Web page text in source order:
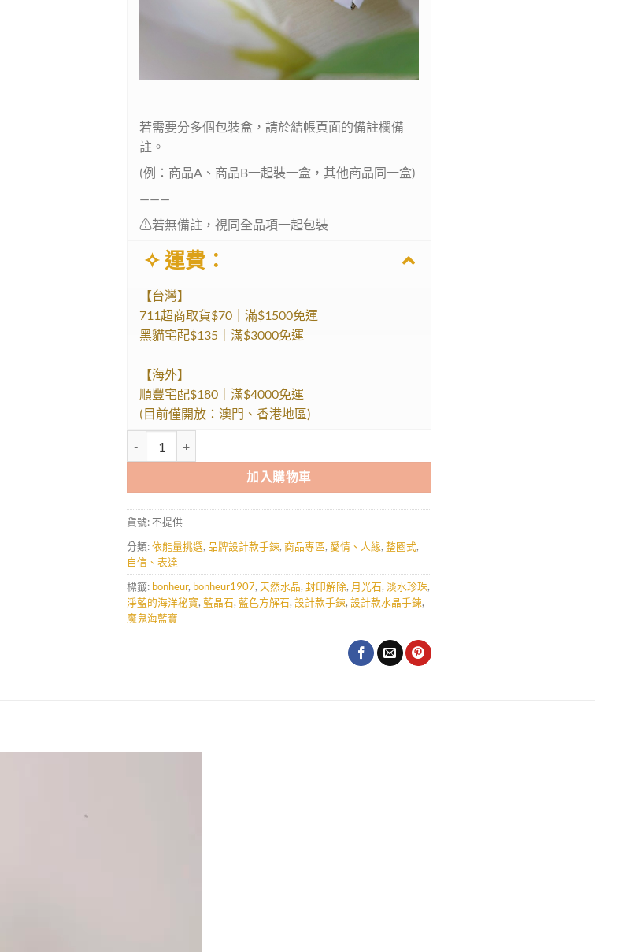
若需要分多個包裝盒，請於結帳頁面的備註欄備
註。
(例：商品A、商品B一起裝一盒，其他商品同一盒)
———
⚠︎︎若無備註，視同全品項一起包裝
✧ 運費：
【台灣】
711超商取貨$70｜滿$1500免運
黑貓宅配$135｜滿$3000免運
【海外】
順豐宅配$180｜滿$4000免運
(目前僅開放：澳門、香港地區)
加入購物車
貨號:不提供
分類:依能量挑選, 品牌設計款手鍊, 商品專區, 愛情、人緣, 整圈式,
自信、表達
標籤: bonheur, bonheur1907, 天然水晶, 封印解除, 月光石, 淡水珍珠,
淨藍的海洋秘寶, 藍晶石, 藍色方解石, 設計款手鍊, 設計款水晶手鍊,
魔鬼海藍寶